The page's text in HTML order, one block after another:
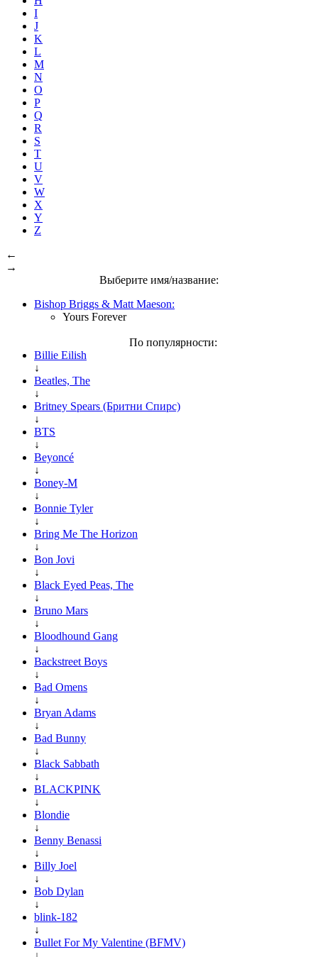
I
J
K
L
M
N
O
P
Q
R
S
T
U
V
W
X
Y
Z
←
→
Выберите имя/название:
Bishop Briggs & Matt Maeson:
Yours Forever
По популярности:
Billie Eilish
↓
Beatles, The
↓
Britney Spears (Бритни Спирс)
↓
BTS
↓
Beyoncé
↓
Boney-M
↓
Bonnie Tyler
↓
Bring Me The Horizon
↓
Bon Jovi
↓
Black Eyed Peas, The
↓
Bruno Mars
↓
Bloodhound Gang
↓
Backstreet Boys
↓
Bad Omens
↓
Bryan Adams
↓
Bad Bunny
↓
Black Sabbath
↓
BLACKPINK
↓
Blondie
↓
Benny Benassi
↓
Billy Joel
↓
Bob Dylan
↓
blink-182
↓
Bullet For My Valentine (BFMV)